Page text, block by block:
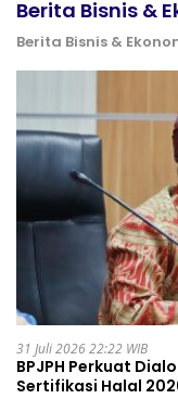
Berita Bisnis &
Berita Bisnis &
31 Juli 2026 22:22 WIB
BPJPH Perkuat
Sertifikasi Halal